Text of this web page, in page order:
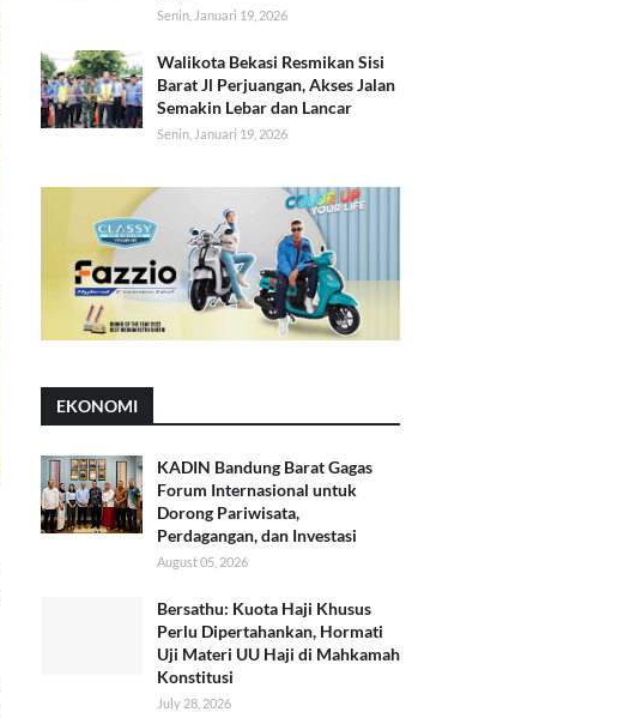
Senin, Januari 19, 2026
Walikota Bekasi Resmikan Sisi
Barat Jl Perjuangan, Akses Jalan
Semakin Lebar dan Lancar
Senin, Januari 19, 2026
EKONOMI
KADIN Bandung Barat Gagas
Forum Internasional untuk
Dorong Pariwisata,
Perdagangan, dan Investasi
August 05, 2026
Bersathu: Kuota Haji Khusus
Perlu Dipertahankan, Hormati
Uji Materi UU Haji di Mahkamah
Konstitusi
July 28, 2026